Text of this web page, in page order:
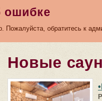
ошибке
обратитесь к
Новые